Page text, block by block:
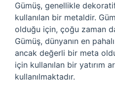
Gümüş, genellikle
kullanılan bir metaldir.
olduğu için, çoğu zaman
Gümüş, dünyanın en
ancak değerli bir meta
için kullanılan bir yatırım
kullanılmaktadır.